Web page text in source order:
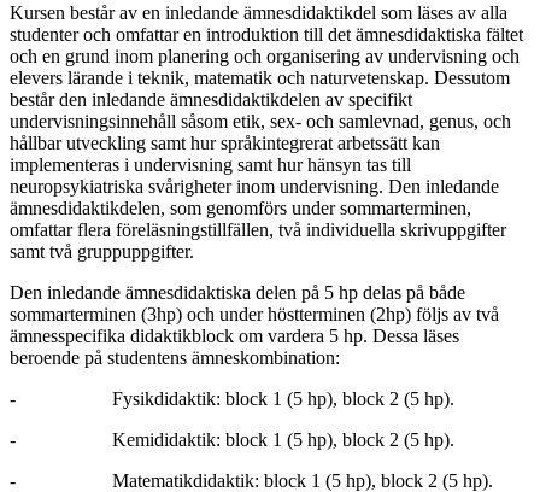
Kursen består av en inledande ämnesdidaktikdel som läses av alla
studenter och omfattar en introduktion till det ämnesdidaktiska fältet
och en grund inom planering och organisering av undervisning och
elevers lärande i teknik, matematik och naturvetenskap. Dessutom
består den inledande ämnesdidaktikdelen av specifikt
undervisningsinnehåll såsom etik, sex- och samlevnad, genus, och
hållbar utveckling samt hur språkintegrerat arbetssätt kan
implementeras i undervisning samt hur hänsyn tas till
neuropsykiatriska svårigheter inom undervisning. Den inledande
ämnesdidaktikdelen, som genomförs under sommarterminen,
omfattar flera föreläsningstillfällen, två individuella skrivuppgifter
samt två gruppuppgifter.
Den inledande ämnesdidaktiska delen på 5 hp delas på både
sommarterminen (3hp) och under höstterminen (2hp) följs av två
ämnesspecifika didaktikblock om vardera 5 hp. Dessa läses
beroende på studentens ämneskombination:
- Fysikdidaktik: block 1 (5 hp), block 2 (5 hp).
- Kemididaktik: block 1 (5 hp), block 2 (5 hp).
- Matematikdidaktik: block 1 (5 hp), block 2 (5 hp).